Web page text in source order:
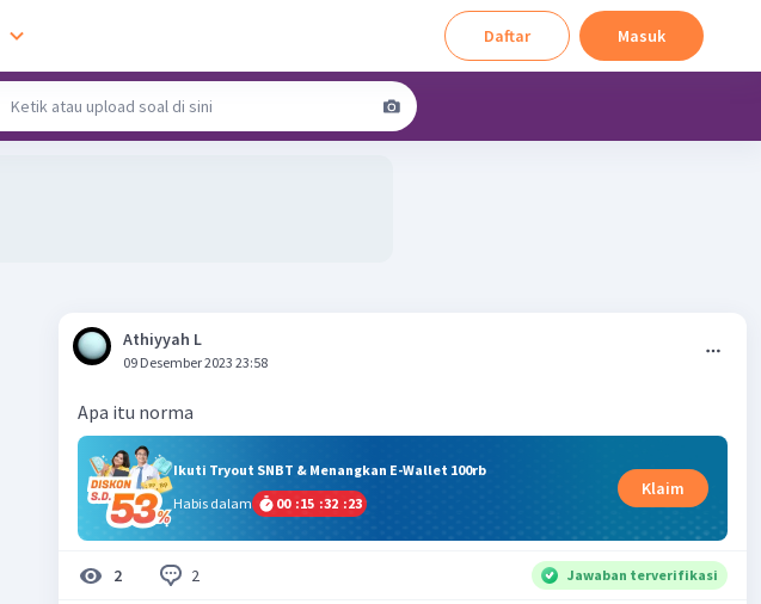
Daftar Masuk
Athiyyah L
09 Desember 2023 23:58
Apa itu norma
Ikuti Tryout SNBT & Menangkan E-Wallet 100rb
Habis dalam
00 :15 :32 :22
Klaim
2 2 Jawaban terverifikasi